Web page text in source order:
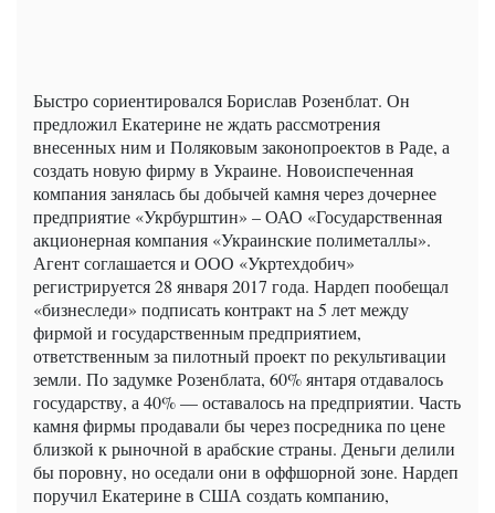
Быстро сориентировался Борислав Розенблат. Он
предложил Екатерине не ждать рассмотрения
внесенных ним и Поляковым законопроектов в Раде, а
создать новую фирму в Украине. Новоиспеченная
компания занялась бы добычей камня через дочернее
предприятие «Укрбурштин» – ОАО «Государственная
акционерная компания «Украинские полиметаллы».
Агент соглашается и ООО «Укртехдобич»
регистрируется 28 января 2017 года. Нардеп пообещал
«бизнеследи» подписать контракт на 5 лет между
фирмой и государственным предприятием,
ответственным за пилотный проект по рекультивации
земли. По задумке Розенблата, 60% янтаря отдавалось
государству, а 40% — оставалось на предприятии. Часть
камня фирмы продавали бы через посредника по цене
близкой к рыночной в арабские страны. Деньги делили
бы поровну, но оседали они в оффшорной зоне. Нардеп
поручил Екатерине в США создать компанию,